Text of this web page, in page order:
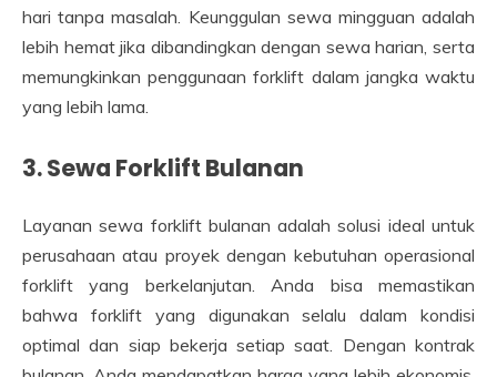
hari tanpa masalah. Keunggulan sewa mingguan adalah
lebih hemat jika dibandingkan dengan sewa harian, serta
memungkinkan penggunaan forklift dalam jangka waktu
yang lebih lama.
3. Sewa Forklift Bulanan
Layanan sewa forklift bulanan adalah solusi ideal untuk
perusahaan atau proyek dengan kebutuhan operasional
forklift yang berkelanjutan. Anda bisa memastikan
bahwa forklift yang digunakan selalu dalam kondisi
optimal dan siap bekerja setiap saat. Dengan kontrak